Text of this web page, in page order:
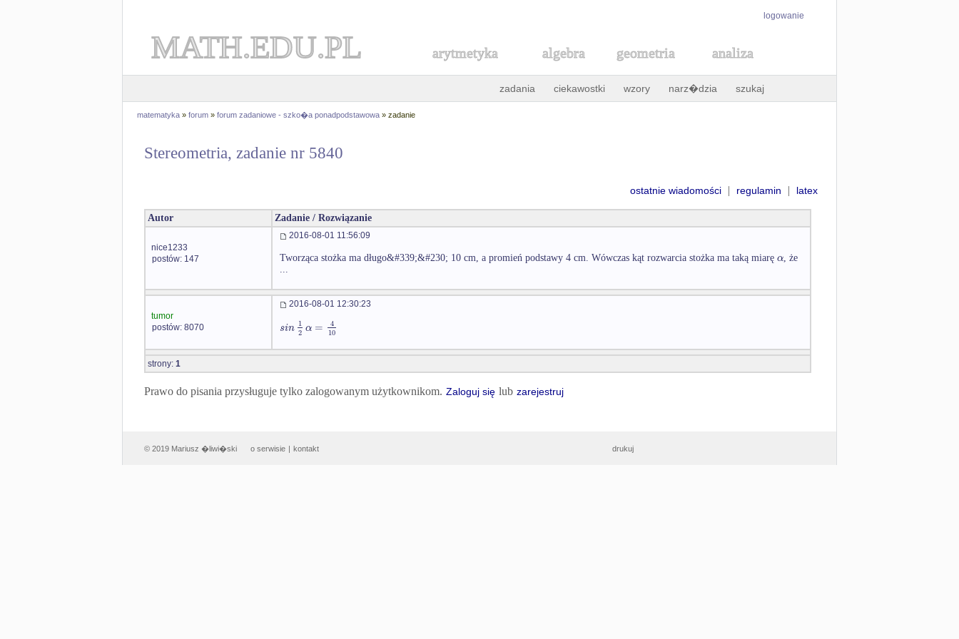
logowanie
MATH.EDU.PL arytmetyka algebra geometria analiza
zadania ciekawostki wzory narz�dzia szukaj
matematyka » forum » forum zadaniowe - szko�a ponadpodstawowa » zadanie
Stereometria, zadanie nr 5840
ostatnie wiadomości | regulamin | latex
Autor Zadanie / Rozwiązanie
nice1233
postów: 147
2016-08-01 11:56:09
Tworząca stożka ma długo&#339;&#230; 10 cm, a promień podstawy 4 cm. Wówczas kąt rozwarcia stożka ma taką miarę α, że
...
tumor
postów: 8070
2016-08-01 12:30:23
sin 1
2 α = 4
10
strony: 1
Prawo do pisania przysługuje tylko zalogowanym użytkownikom. Zaloguj się lub zarejestruj
© 2019 Mariusz �liwi�ski o serwisie | kontakt drukuj